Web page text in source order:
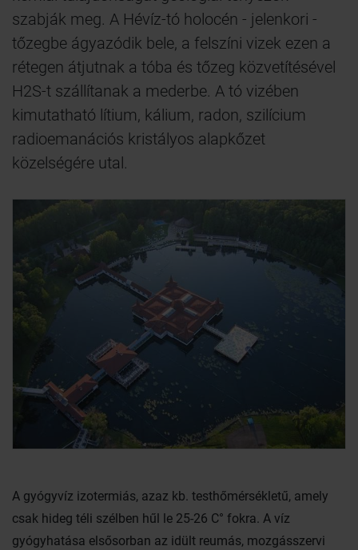
szabják meg. A Hévíz-tó holocén - jelenkori -
tőzegbe ágyazódik bele, a felszíni vizek ezen a
rétegen átjutnak a tóba és tőzeg közvetítésével
H2S-t szállítanak a mederbe. A tó vizében
kimutatható lítium, kálium, radon, szilícium
radioemanációs kristályos alapkőzet
közelségére utal.
A gyógyvíz izotermiás, azaz kb. testhőmérsékletű, amely
csak hideg téli szélben hűl le 25-26 C° fokra. A víz
gyógyhatása elsősorban az idült reumás, mozgásszervi